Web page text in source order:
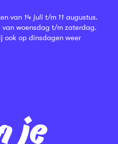
je
van 14 juli t/m 11 augustus.
van woensdag t/m zaterdag.
ook op dinsdagen weer